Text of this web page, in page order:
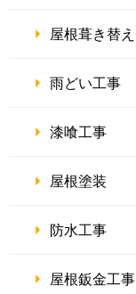
屋根葺き替え
雨どい工事
漆喰工事
屋根塗装
防水工事
屋根鈑金工事